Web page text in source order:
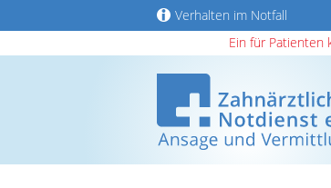
Verhalten im Notfall
Ein für Patienten